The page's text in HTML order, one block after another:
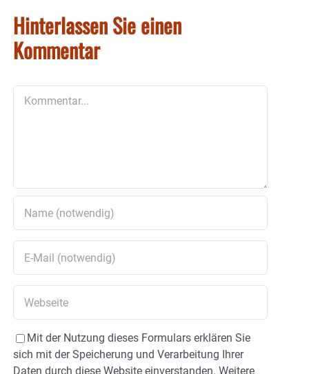
Hinterlassen Sie einen
Kommentar
Mit der Nutzung dieses Formulars erklären Sie
sich mit der Speicherung und Verarbeitung Ihrer
Daten durch diese Website einverstanden. Weitere